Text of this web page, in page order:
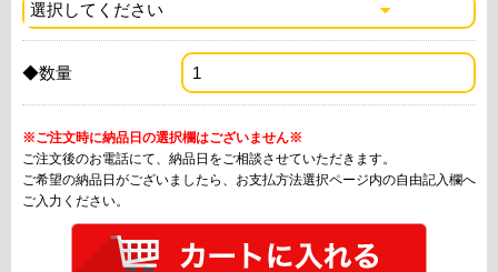
◆数量
※ご注文時に納品日の選択欄はございません※
ご注文後のお電話にて、納品日をご相談させていただきます。
ご希望の納品日がございましたら、お支払方法選択ページ内の自由記入欄へ
ご入力ください。